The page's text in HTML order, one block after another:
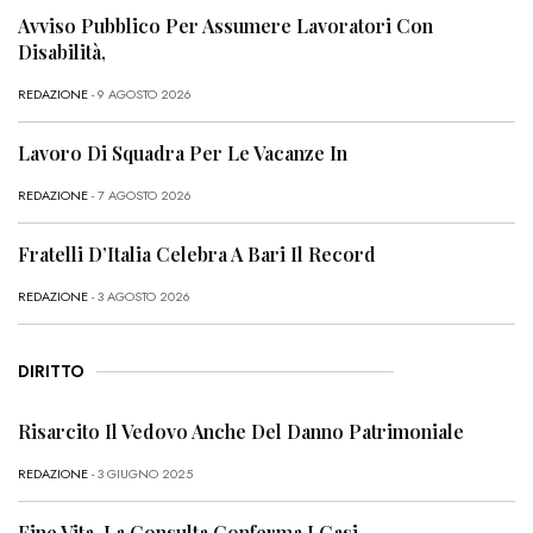
Avviso Pubblico Per Assumere Lavoratori Con
Disabilità,
REDAZIONE- 9 AGOSTO 2026
Lavoro Di Squadra Per Le Vacanze In
REDAZIONE- 7 AGOSTO 2026
Fratelli D’Italia Celebra A Bari Il Record
REDAZIONE- 3 AGOSTO 2026
DIRITTO
Risarcito Il Vedovo Anche Del Danno Patrimoniale
REDAZIONE- 3 GIUGNO 2025